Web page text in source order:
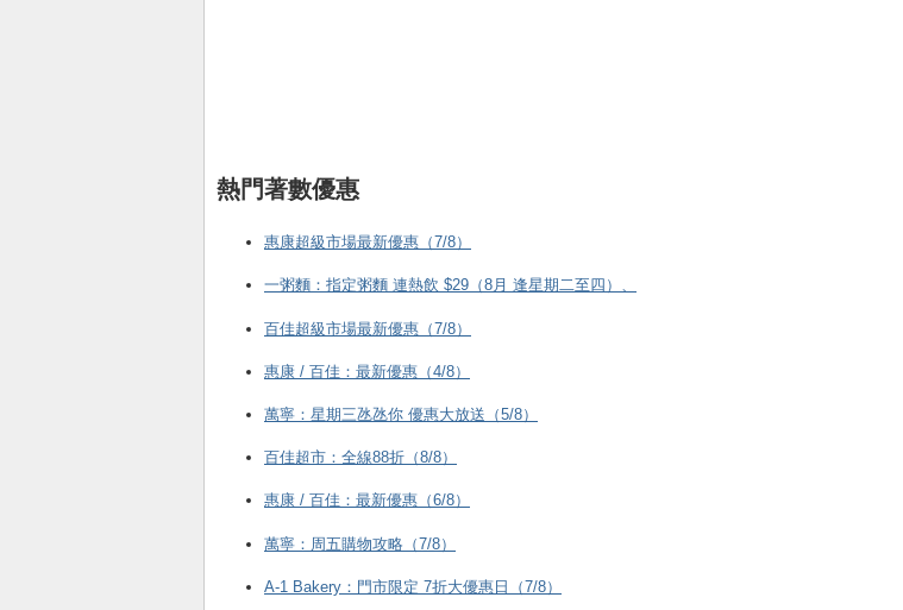
熱門著數優惠
惠康超級市場最新優惠（7/8）
一粥麵：指定粥麵 連熱飲 $29（8月 逢星期二至四）、
百佳超級市場最新優惠（7/8）
惠康 / 百佳：最新優惠（4/8）
萬寧：星期三氹氹你 優惠大放送（5/8）
百佳超市：全線88折（8/8）
惠康 / 百佳：最新優惠（6/8）
萬寧：周五購物攻略（7/8）
A-1 Bakery：門市限定 7折大優惠日（7/8）